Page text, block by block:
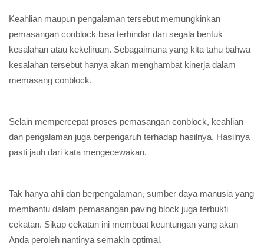
Keahlian maupun pengalaman tersebut memungkinkan
pemasangan conblock bisa terhindar dari segala bentuk
kesalahan atau kekeliruan. Sebagaimana yang kita tahu bahwa
kesalahan tersebut hanya akan menghambat kinerja dalam
memasang conblock.
Selain mempercepat proses pemasangan conblock, keahlian
dan pengalaman juga berpengaruh terhadap hasilnya. Hasilnya
pasti jauh dari kata mengecewakan.
Tak hanya ahli dan berpengalaman, sumber daya manusia yang
membantu dalam pemasangan paving block juga terbukti
cekatan. Sikap cekatan ini membuat keuntungan yang akan
Anda peroleh nantinya semakin optimal.